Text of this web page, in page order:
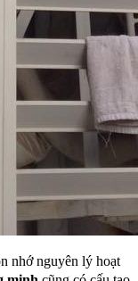
nhớ nguyên lý hoạt